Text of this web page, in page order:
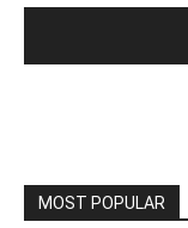
MOST POPULAR